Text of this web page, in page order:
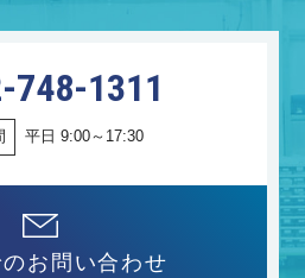
748-1311
平日 9:00～17:30
のお問い合わせ